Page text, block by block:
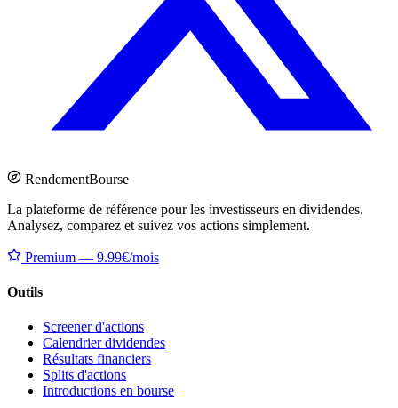
RendementBourse
La plateforme de référence pour les investisseurs en dividendes.
Analysez, comparez et suivez vos actions simplement.
Premium — 9.99€/mois
Outils
Screener d'actions
Calendrier dividendes
Résultats financiers
Splits d'actions
Introductions en bourse